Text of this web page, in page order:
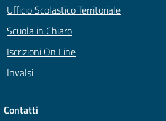
Ufficio Scolastico Territoriale
Scuola in Chiaro
Iscrizioni On Line
Invalsi
Contatti